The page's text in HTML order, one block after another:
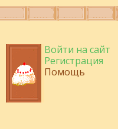
Войти на сайт
Регистрация
Помощь